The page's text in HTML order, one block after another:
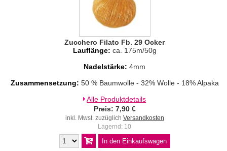
Zucchero Filato Fb. 29 Ocker
Lauflänge: ca. 175m/50g
Nadelstärke: 4mm
Zusammensetzung: 50 % Baumwolle - 32% Wolle - 18% Alpaka
Alle Produktdetails
Preis: 7,90 €
inkl. Mwst. zuzüglich Versandkosten
Lagernd: 10